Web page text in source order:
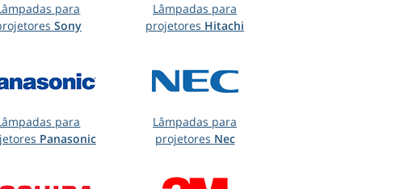
para
Sony
Lâmpadas para
projetores Hitachi
para
Panasonic
Lâmpadas para
projetores Nec